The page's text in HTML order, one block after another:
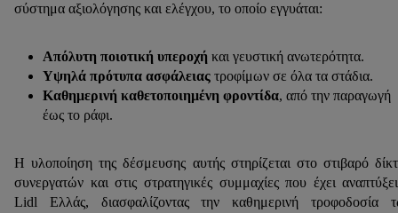
σύστημα αξιολόγησης και ελέγχου, το οποίο εγγυάται:
Απόλυτη ποιοτική υπεροχή και γευστική ανωτερότητα.
Υψηλά πρότυπα ασφάλειας τροφίμων σε όλα τα στάδια.
Καθημερινή καθετοποιημένη φροντίδα, από την παραγωγή
έως το ράφι.
Η υλοποίηση της δέσμευσης αυτής στηρίζεται στο στιβαρό
συνεργατών και στις στρατηγικές συμμαχίες που έχει
Lidl Ελλάς, διασφαλίζοντας την καθημερινή τροφοδοσία